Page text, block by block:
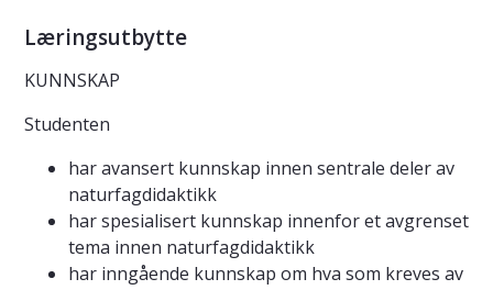
Læringsutbytte
KUNNSKAP
Studenten
har avansert kunnskap innen sentrale deler av
naturfagdidaktikk
har spesialisert kunnskap innenfor et avgrenset
tema innen naturfagdidaktikk
har inngående kunnskap om hva som kreves av